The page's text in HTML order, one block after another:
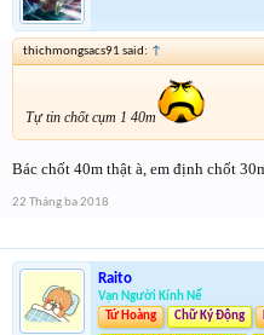
thichmongsacs91 said: ↑
Tự tin chốt cụm 1 40m
Bác chốt 40m thật à, em định chốt
22 Tháng ba 2018
Raito
Vạn Người Kính Nể
Tứ Hoàng
Chữ Ký Động